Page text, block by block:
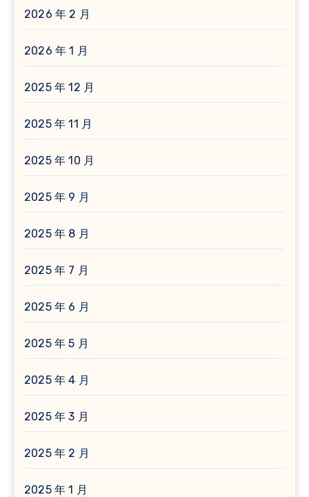
2026 年 2 月
2026 年 1 月
2025 年 12 月
2025 年 11 月
2025 年 10 月
2025 年 9 月
2025 年 8 月
2025 年 7 月
2025 年 6 月
2025 年 5 月
2025 年 4 月
2025 年 3 月
2025 年 2 月
2025 年 1 月